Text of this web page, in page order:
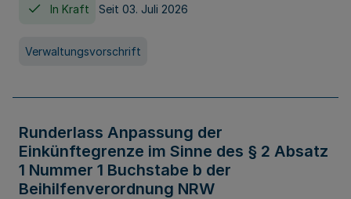
In Kraft Seit 03. Juli 2026
Verwaltungsvorschrift
Runderlass Anpassung der
Einkünftegrenze im Sinne des § 2 Absatz
1 Nummer 1 Buchstabe b der
Beihilfenverordnung NRW